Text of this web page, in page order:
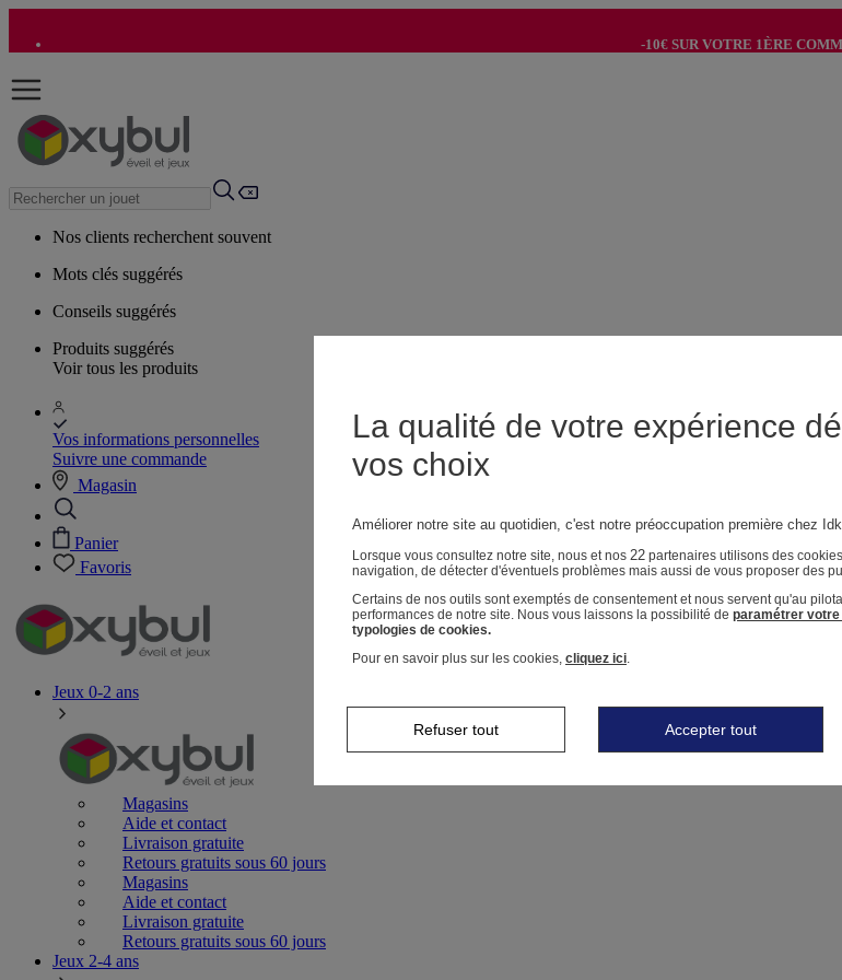
-10€ SUR VOTRE 1ÈRE
Nos clients recherchent souvent
Mots clés suggérés
Conseils suggérés
Produits suggérés
Voir tous les produits
Vos informations personnelles
Suivre une commande
Magasin
Panier
Favoris
Jeux 0-2 ans
Magasins
Aide et contact
Livraison gratuite
Retours gratuits sous 60 jours
Magasins
Aide et contact
Livraison gratuite
Retours gratuits sous 60 jours
Jeux 2-4 ans
La qualité de votre expérience
vos choix
Améliorer notre site au quotidien, c'est notre préoccupation première chez
Lorsque vous consultez notre site, nous et nos 22 partenaires utilisons des
navigation, de détecter d'éventuels problèmes mais aussi de vous proposer des
Certains de nos outils sont exemptés de consentement et nous servent qu'au
performances de notre site. Nous vous laissons la possibilité de paramétrer
typologies de cookies.
Pour en savoir plus sur les cookies, cliquez ici.
Refuser tout Accepter tout